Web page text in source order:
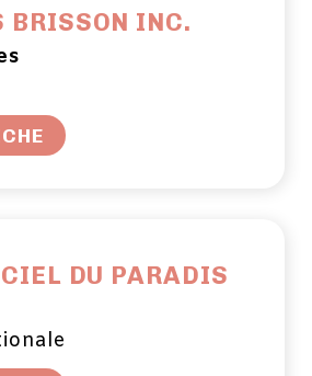
BRISSON INC.
DU PARADIS